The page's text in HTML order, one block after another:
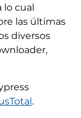
cual
las últimas
diversos
.